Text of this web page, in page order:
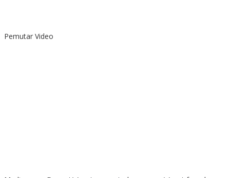
Pemutar Video